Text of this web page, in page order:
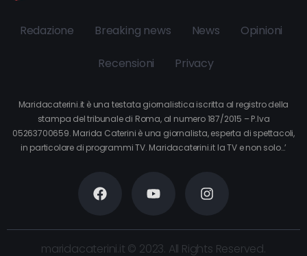
Redazione Breaking news News Opinioni
Recensioni Privacy
Maridacaterini.it è una testata giornalistica iscritta al registro della
stampa del tribunale di Roma, al numero 187/2015 – P.Iva
05263700659. Marida Caterini è una giornalista, esperta di spettacoli,
in particolare di programmi TV. Maridacaterini.it la TV e non solo…’
maridacaterini.it © 2023. All Rights Reserved.